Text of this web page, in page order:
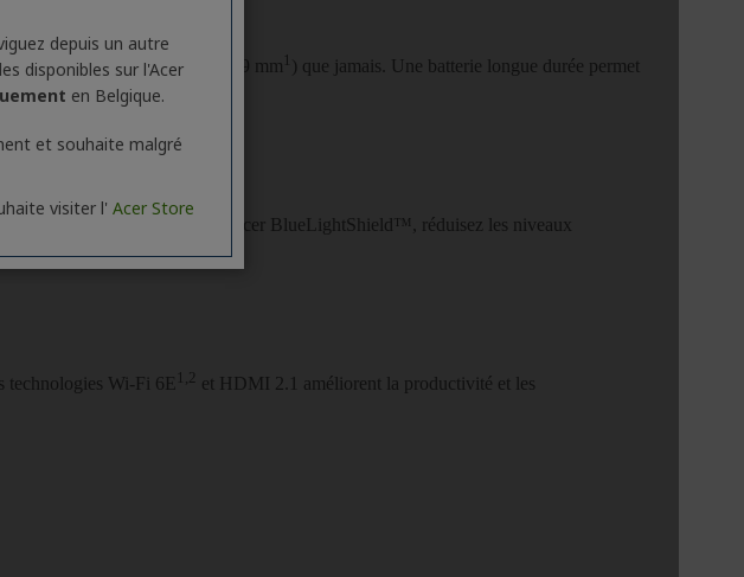
depuis un autre
disponibles sur l'Acer
en Belgique.
et souhaite malgré
visiter l' Acer Store